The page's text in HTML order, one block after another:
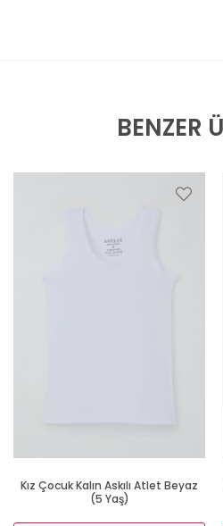
BENZER
Kız Çocuk Kalın Askılı Atlet Beyaz
(5 Yaş)